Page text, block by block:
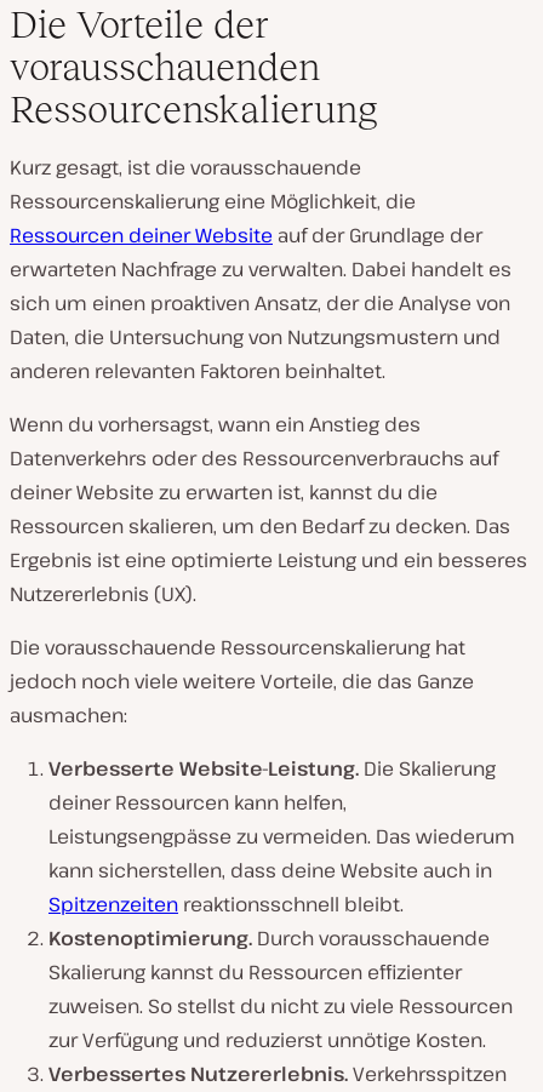
Die Vorteile der
vorausschauenden
Ressourcenskalierung
Kurz gesagt, ist die vorausschauende
Ressourcenskalierung eine Möglichkeit, die
Ressourcen deiner Website auf der Grundlage der
erwarteten Nachfrage zu verwalten. Dabei handelt es
sich um einen proaktiven Ansatz, der die Analyse von
Daten, die Untersuchung von Nutzungsmustern und
anderen relevanten Faktoren beinhaltet.
Wenn du vorhersagst, wann ein Anstieg des
Datenverkehrs oder des Ressourcenverbrauchs auf
deiner Website zu erwarten ist, kannst du die
Ressourcen skalieren, um den Bedarf zu decken. Das
Ergebnis ist eine optimierte Leistung und ein besseres
Nutzererlebnis (UX).
Die vorausschauende Ressourcenskalierung hat
jedoch noch viele weitere Vorteile, die das Ganze
ausmachen:
Verbesserte Website-Leistung. Die Skalierung
deiner Ressourcen kann helfen,
Leistungsengpässe zu vermeiden. Das wiederum
kann sicherstellen, dass deine Website auch in
Spitzenzeiten reaktionsschnell bleibt.
Kostenoptimierung. Durch vorausschauende
Skalierung kannst du Ressourcen effizienter
zuweisen. So stellst du nicht zu viele Ressourcen
zur Verfügung und reduzierst unnötige Kosten.
Verbessertes Nutzererlebnis.Verkehrsspitzen